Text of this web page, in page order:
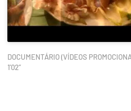
DOCUMENTÁRIO (VÍDEOS
1’02”